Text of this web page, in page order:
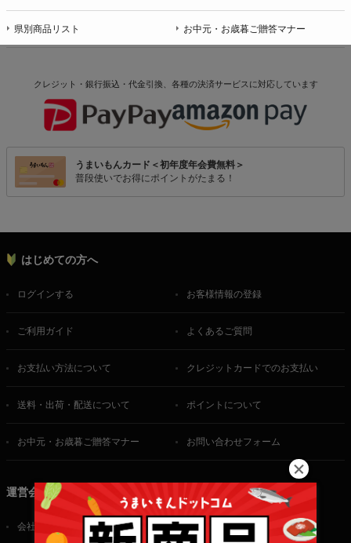
県別商品リスト お中元・お歳暮ご贈答マナー
クレジット・銀行振込・代金引換、各種の決済サービスに対応しています
うまいもんカード＜初年度年会費無料＞
普段使いでお得にポイントがたまる！
はじめての方へ
ログインする お客様情報の登録
ご利用ガイド よくあるご質問
お支払い方法について クレジットカードでのお支払い
送料・出荷・配送について ポイントについて
お中元・お歳暮ご贈答マナー お問い合わせフォーム
運営会社
会社概要 ご利用規約